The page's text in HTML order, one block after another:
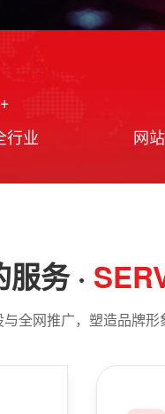
+
行业
网
务 ·
全网推广，塑造品牌